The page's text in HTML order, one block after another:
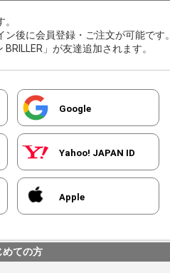
後に会員登録・ご注文が可能です。
」が友達追加されます。
Google
Yahoo! JAPAN ID
Apple
めての方